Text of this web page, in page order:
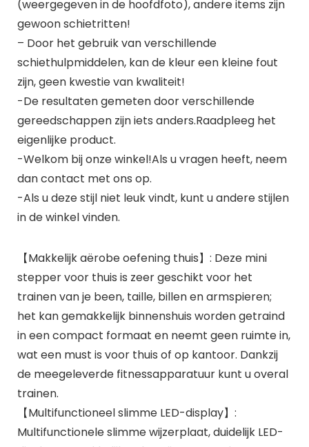
(weergegeven in de hoofdfoto), andere items zijn
gewoon schietritten!
– Door het gebruik van verschillende
schiethulpmiddelen, kan de kleur een kleine fout
zijn, geen kwestie van kwaliteit!
-De resultaten gemeten door verschillende
gereedschappen zijn iets anders.Raadpleeg het
eigenlijke product.
-Welkom bij onze winkel!Als u vragen heeft, neem
dan contact met ons op.
-Als u deze stijl niet leuk vindt, kunt u andere stijlen
in de winkel vinden.
【Makkelijk aërobe oefening thuis】: Deze mini
stepper voor thuis is zeer geschikt voor het
trainen van je been, taille, billen en armspieren;
het kan gemakkelijk binnenshuis worden getraind
in een compact formaat en neemt geen ruimte in,
wat een must is voor thuis of op kantoor. Dankzij
de meegeleverde fitnessapparatuur kunt u overal
trainen.
【Multifunctioneel slimme LED-display】:
Multifunctionele slimme wijzerplaat, duidelijk LED-